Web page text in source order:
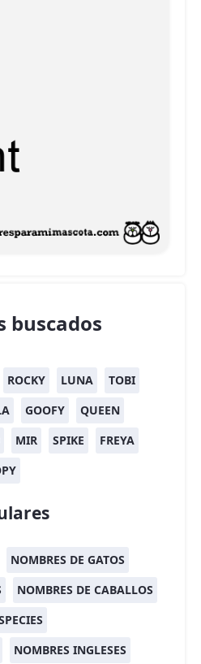
buscados
ROCKY LUNA
TOBI
GOOFY
QUEEN
MIR SPIKE
FREYA
NOMBRES DE GATOS
NOMBRES DE CABALLOS
NOMBRES INGLESES